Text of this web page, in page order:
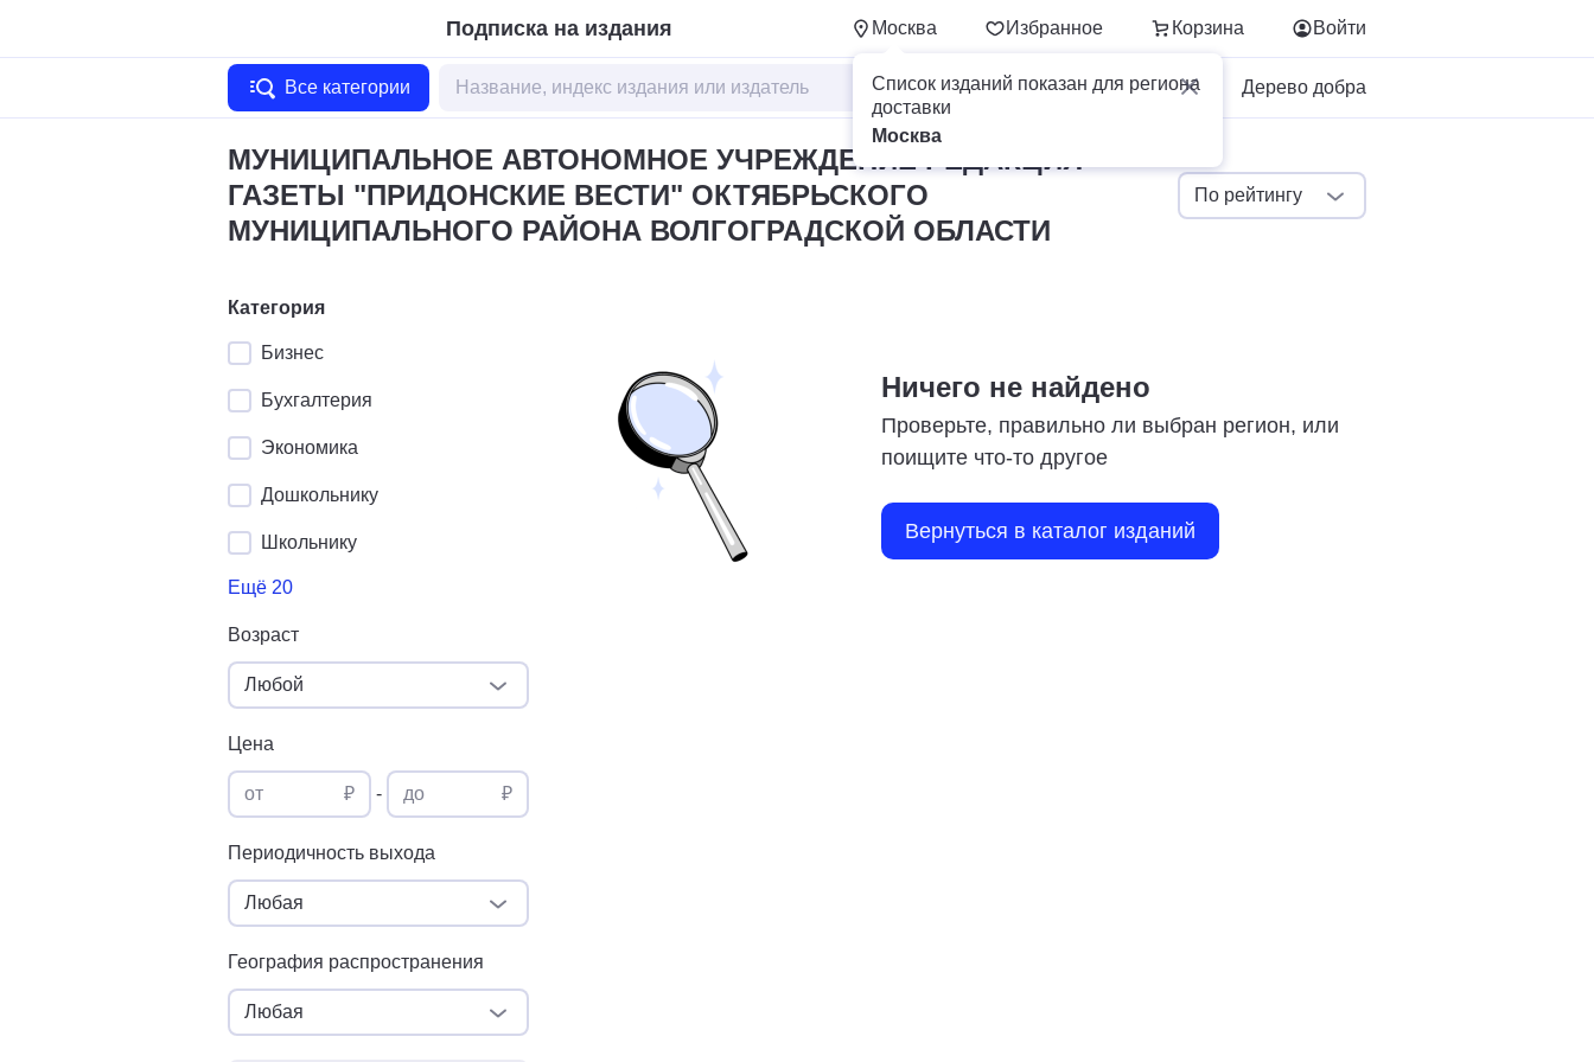
Подписка на издания Москва Избранное Корзина
Список изданий показан для региона
доставки
Москва
Войти
Все категории Для бизнеса Дерево добра
МУНИЦИПАЛЬНОЕ АВТОНОМНОЕ УЧРЕЖДЕНИЕ РЕДАКЦИЯ
ГАЗЕТЫ "ПРИДОНСКИЕ ВЕСТИ" ОКТЯБРЬСКОГО
МУНИЦИПАЛЬНОГО РАЙОНА ВОЛГОГРАДСКОЙ ОБЛАСТИ
По рейтингу
Категория
Бизнес
Бухгалтерия
Экономика
Дошкольнику
Школьнику
Ещё 20
Возраст
Любой
Цена
от ₽ - до ₽
Периодичность выхода
Любая
География распространения
Любая
Ничего не найдено
Проверьте, правильно ли выбран регион, или
поищите что-то другое
Вернуться в каталог изданий